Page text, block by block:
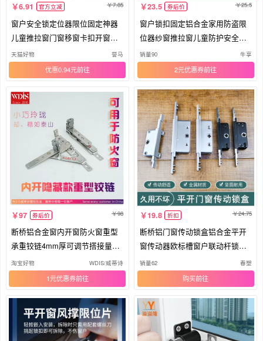
6.91 官方立减 7.85
窗户安全锁定位器限位固定神器
儿童推拉窗门窗移窗卡扣开窗推
拉门
天猫好物 誉马
优惠0.94元
23.5 券后价 25.5
窗户锁扣固定铝合金家用防盗限
位器纱窗推拉窗儿童防护安全锁
卡扣
销量90 牛享
2元优惠券
97 券后价 98
断桥铝合金窗内开窗防火窗重型
承重铰链4mm厚可调节搭接量威
蒂诗
淘宝好物 WDIS/威蒂诗
1元优惠券
19.8 折扣 24.75
断桥铝门窗传动锁盒铝合金平开
窗传动器欧标槽窗户联动杆锁体
配件
销量62 春塑
购买